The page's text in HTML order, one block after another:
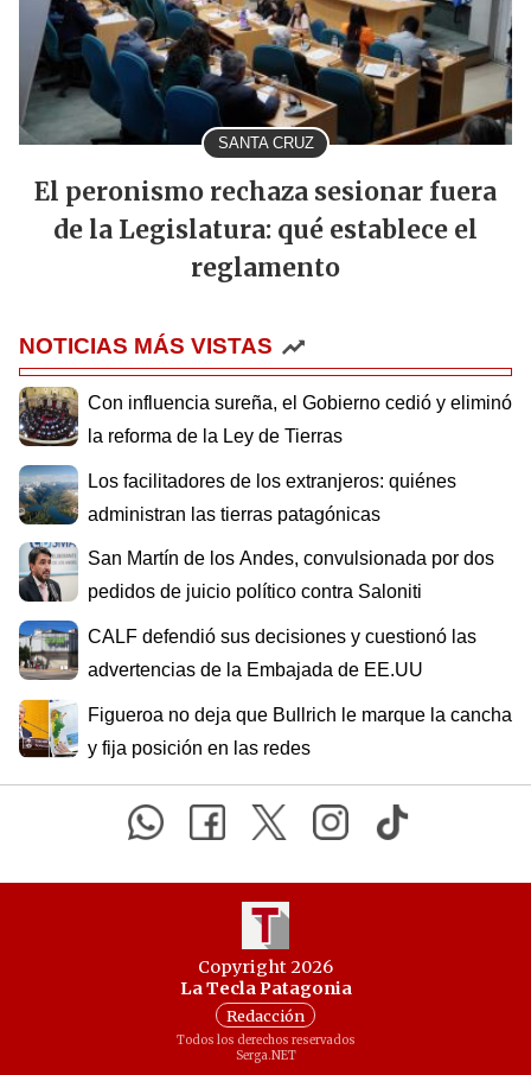
SANTA CRUZ
El peronismo rechaza sesionar fuera
de la Legislatura: qué establece el
reglamento
NOTICIAS MÁS VISTAS
Con influencia sureña, el Gobierno cedió y eliminó
la reforma de la Ley de Tierras
Los facilitadores de los extranjeros: quiénes
administran las tierras patagónicas
San Martín de los Andes, convulsionada por dos
pedidos de juicio político contra Saloniti
CALF defendió sus decisiones y cuestionó las
advertencias de la Embajada de EE.UU
Figueroa no deja que Bullrich le marque la cancha
y fija posición en las redes
Copyright 2026
La Tecla Patagonia
Redacción
Todos los derechos reservados
Serga.NET